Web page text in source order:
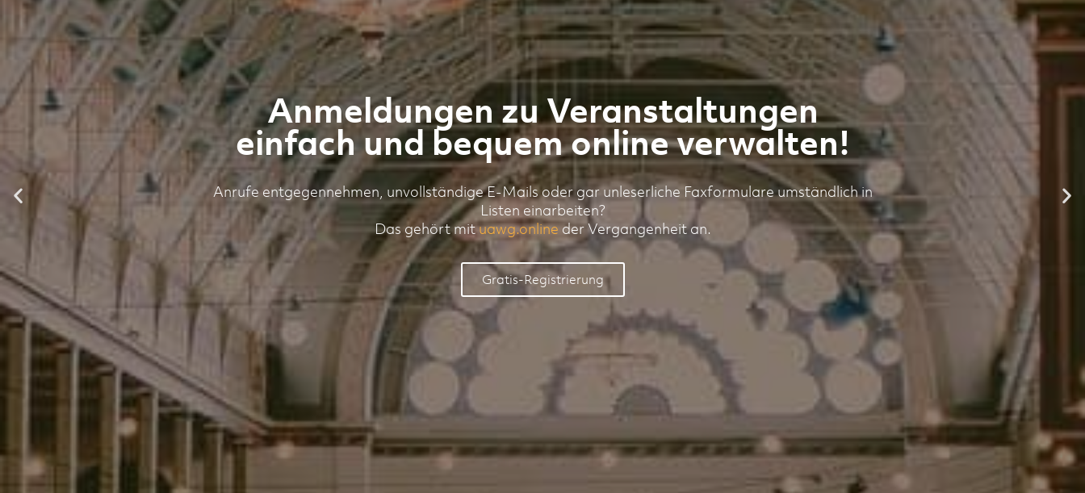
Anmeldungen zu Veranstaltungen
einfach und bequem online verwalten!
Anrufe entgegennehmen, unvollständige E-Mails oder gar unleserliche Faxformulare umständlich in
Listen einarbeiten?
Das gehört mituawg.onlineder Vergangenheit an.
Gratis-Registrierung